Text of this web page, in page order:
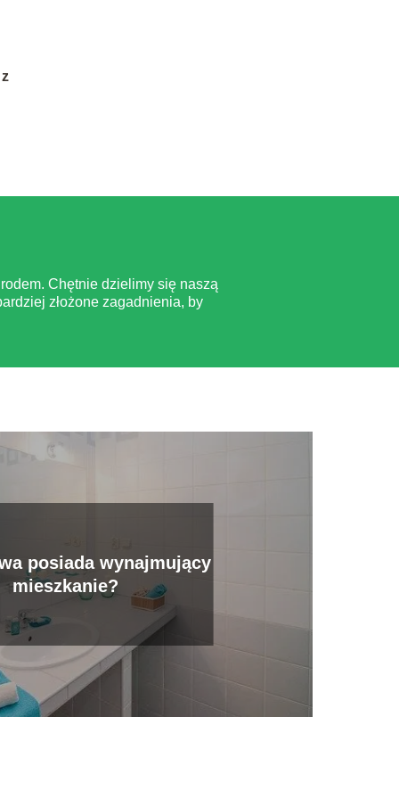
Chętnie dzielimy się naszą
złożone zagadnienia, by
posiada wynajmujący
mieszkanie?